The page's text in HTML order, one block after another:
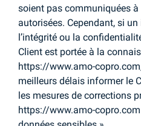
soient pas communiquées à
autorisées. Cependant, si
l’intégrité ou la
Client est portée à la
https://www.amo-
meilleurs délais informer le
les mesures de corrections
https://www.amo-